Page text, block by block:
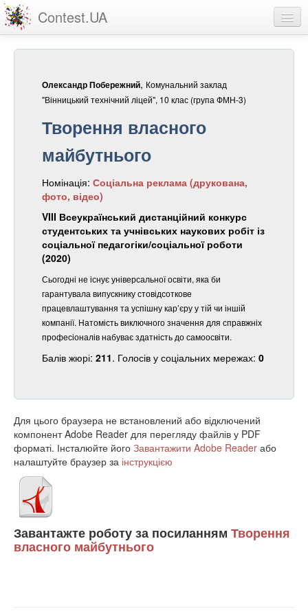
Contest.UA
Статистика
Про проект
реєстрація
Олександр Побережний, Комунальний заклад
"Вінницький технічний ліцей", 10 клас (група ФМН-3)
Творення власного
майбутнього
Номінація: Соціальна реклама (друкована,
фото, відео)
VIII Всеукраїнський дистанційний конкурс
студентських та учнівських наукових робіт із
соціальної педагогіки/соціальної роботи
(2020)
Сьогодні не існує універсальної освіти, яка би
гарантувала випускнику стовідсоткове
працевлаштування та успішну кар’єру у тій чи іншій
компанії. Натомість виключного значення для справжніх
професіоналів набуває здатність до самоосвіти.
Балів жюрі: 211. Голосів у соціальних мережах: 0
Для цього браузера не встановлений або відключений
компонент Adobe Reader для перегляду файлів у PDF
форматі. Інсталюйте його Завантажити Adobe Reader або
налаштуйте браузер за інструкцією
Завантажте роботу за посиланням Творення
власного майбутнього